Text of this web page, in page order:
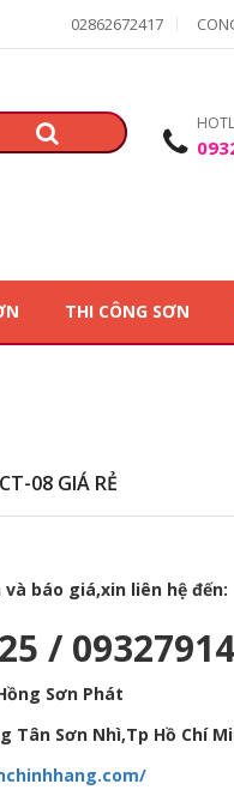
02862672417
THI CÔNG SƠN
08 GIÁ RẺ
báo giá,xin liên hệ đến:
/
Sơn Phát
Tân Sơn Nhì,Tp Hồ Chí